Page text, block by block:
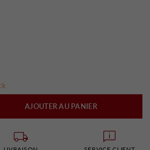
AJOUTER AU PANIER